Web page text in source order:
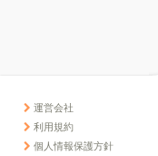
運営会社
利用規約
個人情報保護方針